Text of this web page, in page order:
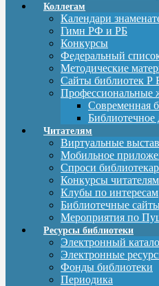
Коллегам
Календари
Гимн РФ и РБ
Конкурсы
Федеральный
Методические
Сайты библиотек Р
Профессиональные
Современная
Библиотечное
Читателям
Виртуальные
Мобильное
Спроси
Конкурсы читателям
Клубы по интересам
Библиотечные
Мероприятия по
Ресурсы библиотеки
Электронный
Электронные
Фонды библиотеки
Периодика